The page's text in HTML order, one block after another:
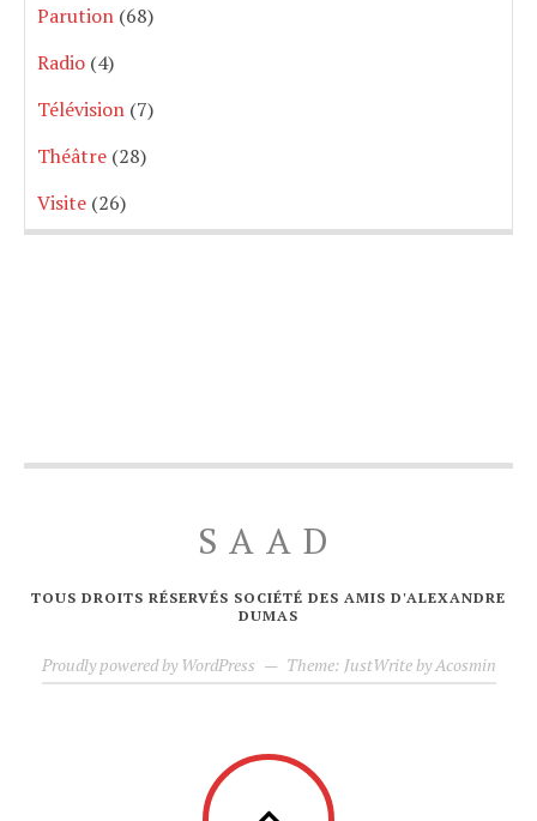
Parution (68)
Radio (4)
Télévision (7)
Théâtre (28)
Visite (26)
SAAD
TOUS DROITS RÉSERVÉS SOCIÉTÉ DES AMIS D'ALEXANDRE
DUMAS
Proudly powered by WordPress — Theme: JustWrite byAcosmin